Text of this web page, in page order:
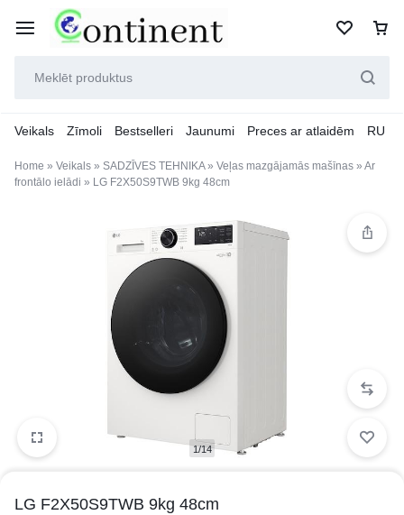
Veikals Zīmoli Bestselleri Jaunumi Preces ar atlaidēm RU
Home » Veikals » SADZĪVES TEHNIKA» Veļas mazgājamās mašīnas » Ar
frontālo ielādi » LG F2X50S9TWB 9kg 48cm
1/14
LG F2X50S9TWB 9kg 48cm